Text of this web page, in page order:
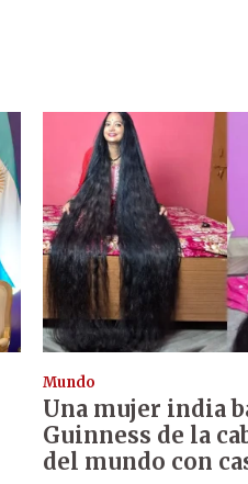
Mundo
Una mujer india
Guinness de la
del mundo con